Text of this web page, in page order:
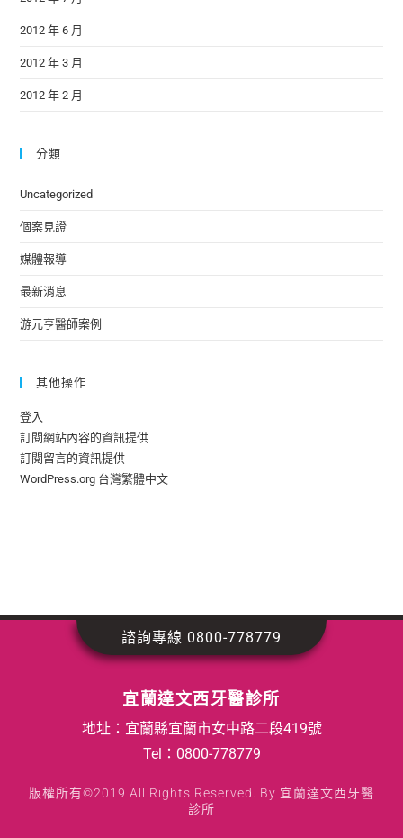
2012 年 6 月
2012 年 3 月
2012 年 2 月
分類
Uncategorized
個案見證
媒體報導
最新消息
游元亨醫師案例
其他操作
登入
訂閱網站內容的資訊提供
訂閱留言的資訊提供
WordPress.org 台灣繁體中文
宜蘭達文西牙醫診所
地址：宜蘭縣宜蘭市女中路二段419號
Tel： 0800-778779
版權所有©2019 All Rights Reserved. By 宜蘭達文西牙醫
診所
諮詢專線 0800-778779